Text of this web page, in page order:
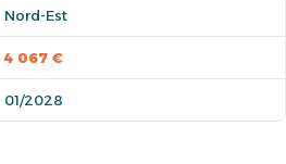
Nord-Est
4 067 €
01/2028